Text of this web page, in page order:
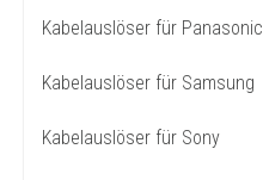
Kabelauslöser für Panasonic
Kabelauslöser für Samsung
Kabelauslöser für Sony